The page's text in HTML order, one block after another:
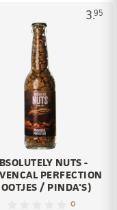
3.95
NUTS -
PERFECTION
/ PINDA'S)
0